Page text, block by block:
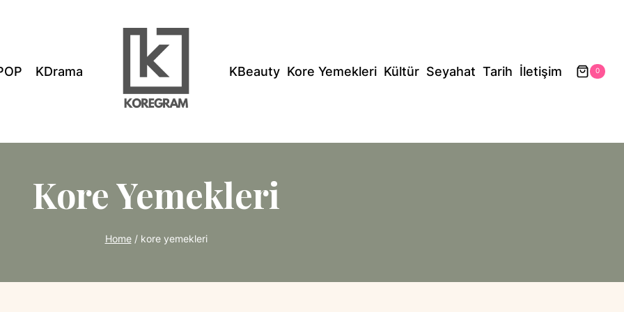
KDrama KBeauty Kore Yemekleri Kültür Seyahat Tarih İletişim 0
Kore Yemekleri
Home / kore yemekleri